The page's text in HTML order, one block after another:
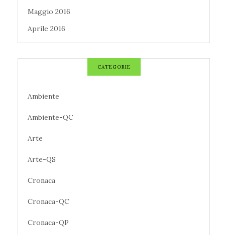
Maggio 2016
Aprile 2016
CATEGORIE
Ambiente
Ambiente-QC
Arte
Arte-QS
Cronaca
Cronaca-QC
Cronaca-QP